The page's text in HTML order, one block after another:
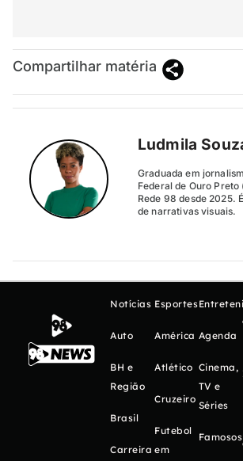
Compartilhar matéria
Ludmila
Graduada em
Federal de Ouro
Rede 98 desde 2025.
de narrativas visuais.
Notícias
Auto
BH e
Região
Brasil
Carreira
Esportes
América
Atlético
Cruzeiro
Futebol
em
Agenda
Cinema,
TV e
Séries
Famosos